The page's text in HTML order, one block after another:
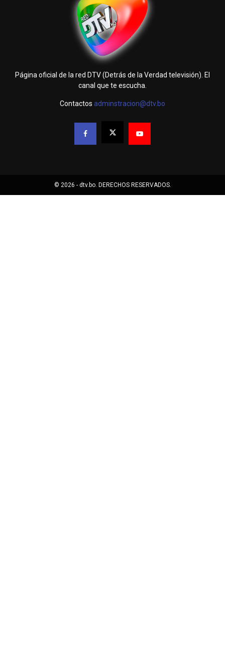
Página oficial de la red DTV (Detrás de la Verdad televisión). El
canal que te escucha.
Contactos adminstracion@dtv.bo
© 2026 - dtv.bo. DERECHOS RESERVADOS.